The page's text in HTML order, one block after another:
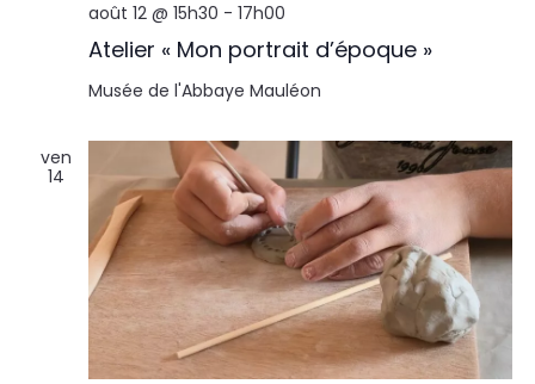
Atelier « Mon portrait d’époque »
août 12 @ 15h30 - 17h00
Musée de l'Abbaye Mauléon
ven
14